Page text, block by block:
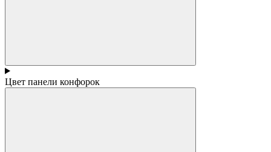
Цвет панели конфорок